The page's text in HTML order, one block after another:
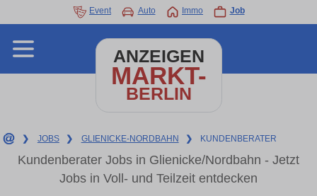
Event Auto Immo Job
ANZEIGEN
MARKT-
BERLIN
❯ JOBS ❯ GLIENICKE-NORDBAHN ❯ KUNDENBERATER
Kundenberater Jobs in Glienicke/Nordbahn - Jetzt
Jobs in Voll- und Teilzeit entdecken